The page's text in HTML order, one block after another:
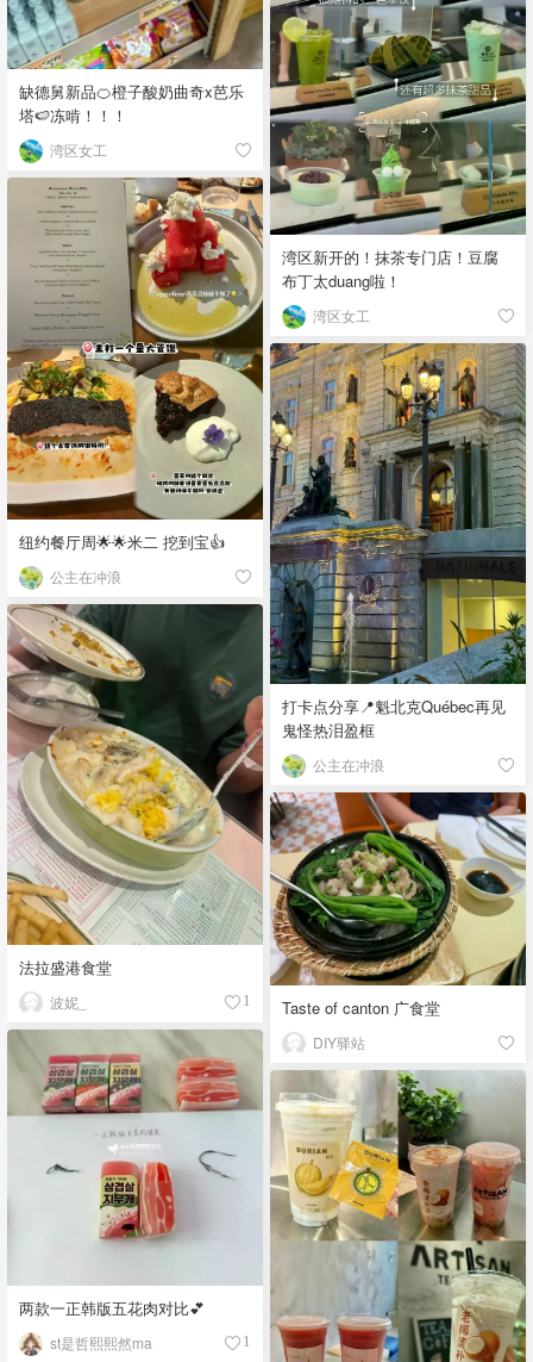
缺德舅新品🍊橙子酸奶曲奇x芭乐
塔🍉冻啃！！！
湾区女工
湾区新开的！抹茶专门店！豆腐
布丁太duang啦！
湾区女工
纽约餐厅周🌟🌟米二 挖到宝👍
公主在冲浪
打卡点分享📍魁北克Québec再见
鬼怪热泪盈框
公主在冲浪
法拉盛港食堂
波妮_ 1 Taste of canton 广食堂
DIY驿站
两款一正韩版五花肉对比💕
st是哲熙熙然ma 1